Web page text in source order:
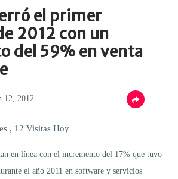
SAP Perú cerró…
el primer
2012 con un
del 59% en venta
12, 2012
, 12 Visitas Hoy
en línea con el incremento del 17% que tuvo
el año 2011 en software y servicios